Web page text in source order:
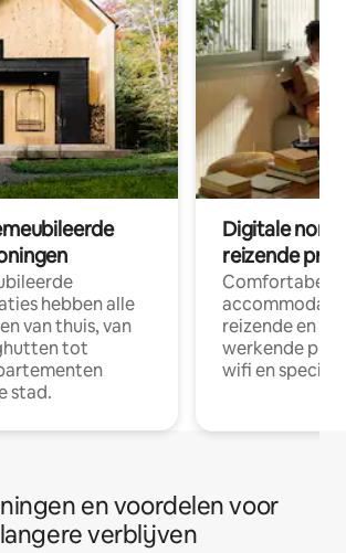
hebben alle
van thuis, van
tot
stad.
Digitale
reizende
Comfortabele
reizende en
werkende
wifi en
en voordelen voor
langere verblijven